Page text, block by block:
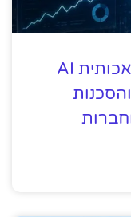
ניהול מוניטין עם בינה מלאכותית AI